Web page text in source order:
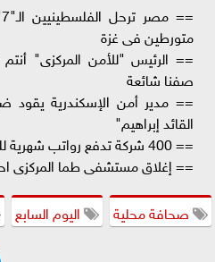
متورطين فى غزة
== الرئيس "للأمن المركزى"
صفنا شائعة
== مدير أمن الإسكندرية
القائد إبراهيم"
== 400 شركة تدفع رواتب شهرية للقبائل لتأمين منشآتها
== إغلاق مستشفى طما المركزى
صحافة محلية
اليوم السابع